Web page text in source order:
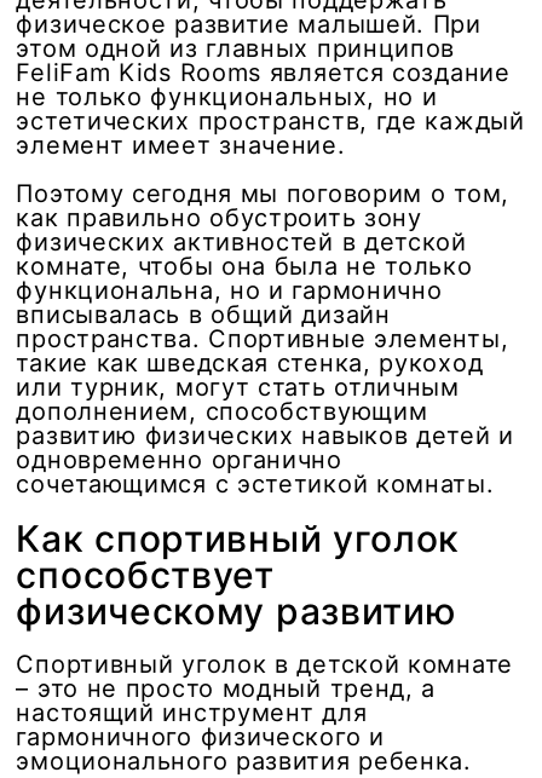
физическое развитие малышей. При
этом одной из главных принципов
FeliFam Kids Rooms является создание
не только функциональных, но и
эстетических пространств, где каждый
элемент имеет значение.
Поэтому сегодня мы поговорим о том,
как правильно обустроить зону
физических активностей в детской
комнате, чтобы она была не только
функциональна, но и гармонично
вписывалась в общий дизайн
пространства. Спортивные элементы,
такие как шведская стенка, рукоход
или турник, могут стать отличным
дополнением, способствующим
развитию физических навыков детей и
одновременно органично
сочетающимся с эстетикой комнаты.
Как спортивный уголок
способствует
физическому развитию
Спортивный уголок в детской комнате
– это не просто модный тренд, а
настоящий инструмент для
гармоничного физического и
эмоционального развития ребенка.